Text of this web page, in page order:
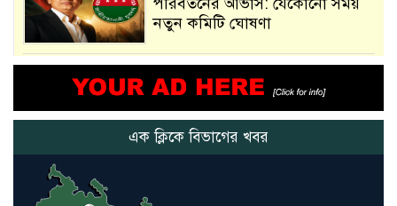
নতুন কমিটি ঘোষণা
মানুষের উপকার হয় : প্রধানমন্ত্রী
এক ক্লিকে বিভাগের খবর